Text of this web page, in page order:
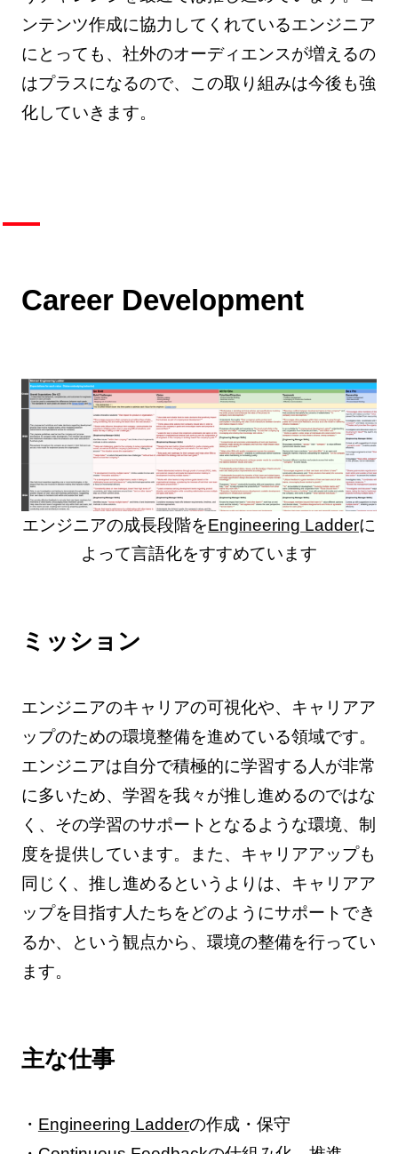
ンテンツ作成に協力してくれているエンジニア
にとっても、社外のオーディエンスが増えるの
はプラスになるので、この取り組みは今後も強
化していきます。
Career Development
エンジニアの成長段階をEngineering Ladderに
よって言語化をすすめています
ミッション
エンジニアのキャリアの可視化や、キャリアア
ップのための環境整備を進めている領域です。
エンジニアは自分で積極的に学習する人が非常
に多いため、学習を我々が推し進めるのではな
く、その学習のサポートとなるような環境、制
度を提供しています。また、キャリアアップも
同じく、推し進めるというよりは、キャリアア
ップを目指す人たちをどのようにサポートでき
るか、という観点から、環境の整備を行ってい
ます。
主な仕事
・ Engineering Ladderの作成・保守